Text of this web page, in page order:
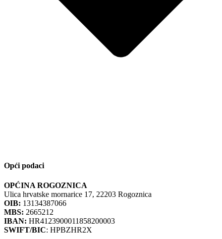
Opći podaci
OPĆINA ROGOZNICA
Ulica hrvatske mornarice 17, 22203 Rogoznica
OIB: 13134387066
MBS: 2665212
IBAN: HR4123900011858200003
SWIFT/BIC: HPBZHR2X